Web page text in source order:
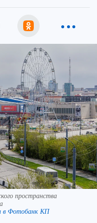
пространства
в Фотобанк КП